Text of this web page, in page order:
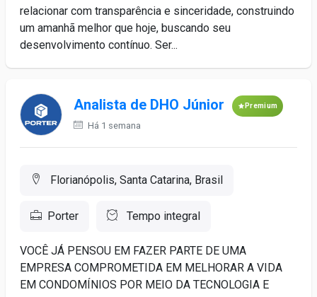
relacionar com transparência e sinceridade, construindo
um amanhã melhor que hoje, buscando seu
desenvolvimento contínuo. Ser...
Analista de DHO Júnior Premium
Há 1 semana
Florianópolis, Santa Catarina, Brasil
Porter Tempo integral
VOCÊ JÁ PENSOU EM FAZER PARTE DE UMA
EMPRESA COMPROMETIDA EM MELHORAR A VIDA
EM CONDOMÍNIOS POR MEIO DA TECNOLOGIA E